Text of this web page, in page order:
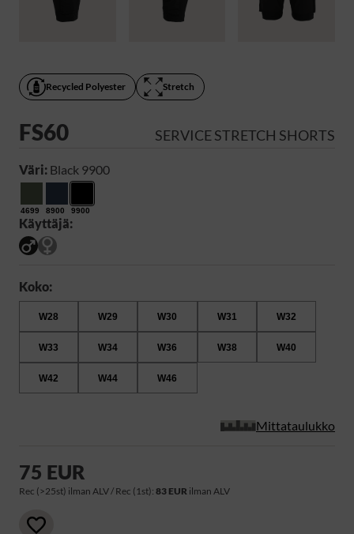
Recycled Polyester Stretch
FS60 SERVICE STRETCH SHORTS
Väri: Black 9900
4699 8900 9900
Käyttäjä:
Koko:
W28 W29 W30 W31 W32
W33 W34 W36 W38 W40
W42 W44 W46
Mittataulukko
75 EUR
Rec (>25st) ilman ALV / Rec (1st): 83 EUR ilman ALV